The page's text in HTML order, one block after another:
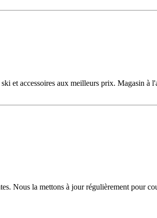
et accessoires aux meilleurs prix. Magasin
Nous la mettons à jour régulièrement pour